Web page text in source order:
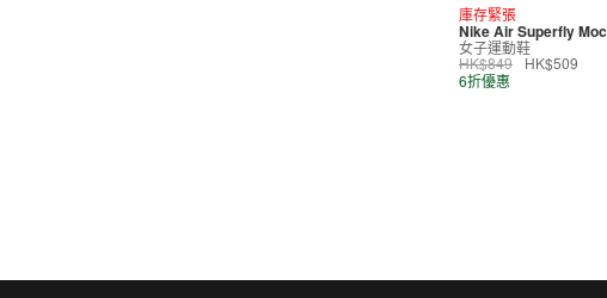
庫存緊張
Nike Air Superfly Moc
女子運動鞋
HK$849 HK$509
6折優惠